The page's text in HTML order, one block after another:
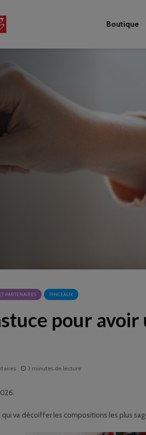
Boutique
PARTENAIRES PINCEAUX
pour
3 minutes de lecture
va décoiffer les compositions les plus